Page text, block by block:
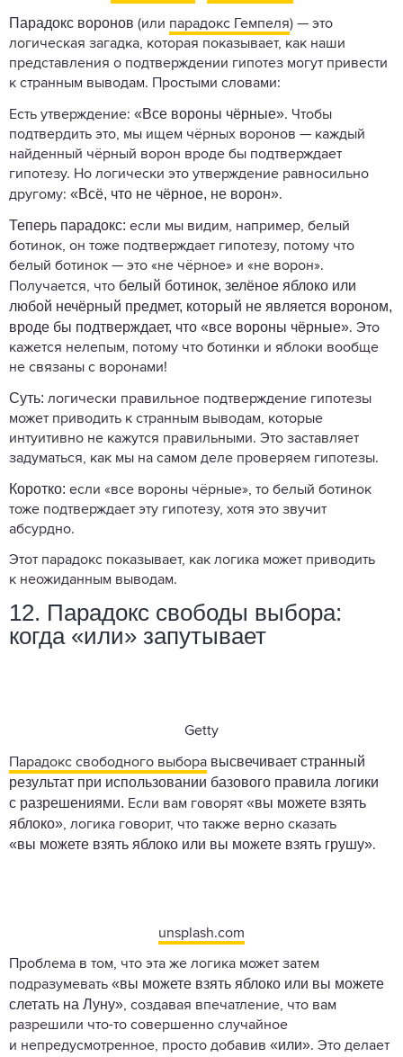
Парадокс воронов (или парадокс Гемпеля) — это
логическая загадка, которая показывает, как наши
представления о подтверждении гипотез могут привести
к странным выводам. Простыми словами:
Есть утверждение: «Все вороны чёрные». Чтобы
подтвердить это, мы ищем чёрных воронов — каждый
найденный чёрный ворон вроде бы подтверждает
гипотезу. Но логически это утверждение равносильно
другому: «Всё, что не чёрное, не ворон».
Теперь парадокс: если мы видим, например, белый
ботинок, он тоже подтверждает гипотезу, потому что
белый ботинок — это «не чёрное» и «не ворон».
Получается, что белый ботинок, зелёное яблоко или
любой нечёрный предмет, который не является вороном,
вроде бы подтверждает, что «все вороны чёрные». Это
кажется нелепым, потому что ботинки и яблоки вообще
не связаны с воронами!
Суть: логически правильное подтверждение гипотезы
может приводить к странным выводам, которые
интуитивно не кажутся правильными. Это заставляет
задуматься, как мы на самом деле проверяем гипотезы.
Коротко: если «все вороны чёрные», то белый ботинок
тоже подтверждает эту гипотезу, хотя это звучит
абсурдно.
Этот парадокс показывает, как логика может приводить
к неожиданным выводам.
12. Парадокс свободы выбора:
когда «или» запутывает
Getty
Парадокс свободного выбора высвечивает странный
результат при использовании базового правила логики
с разрешениями. Если вам говорят «вы можете взять
яблоко», логика говорит, что также верно сказать
«вы можете взять яблоко или вы можете взять грушу».
unsplash.com
Проблема в том, что эта же логика может затем
подразумевать «вы можете взять яблоко или вы можете
слетать на Луну», создавая впечатление, что вам
разрешили что-то совершенно случайное
и непредусмотренное, просто добавив «или». Это делает